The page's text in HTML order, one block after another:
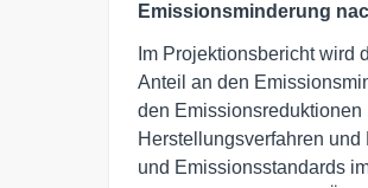
Emissionsminderung
Im Projektionsbericht wird
Anteil an den
den
Herstellungsverfahren
und Emissionsstandards